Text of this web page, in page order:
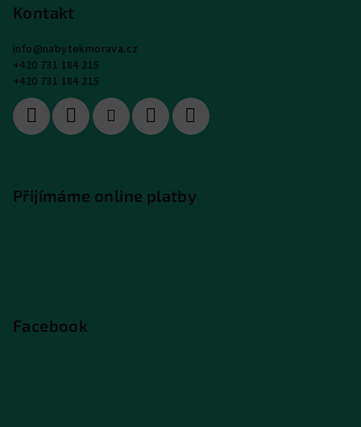
Kontakt
info@nabytekmorava.cz
+420 731 184 215
+420 731 184 215
Přijímáme online platby
Facebook